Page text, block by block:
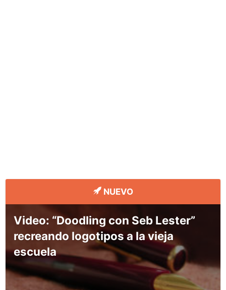
NUEVO
Video: “Doodling con Seb Lester”
recreando logotipos a la vieja
escuela